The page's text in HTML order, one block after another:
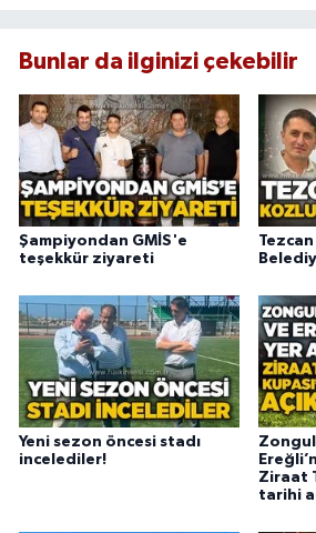
Bunlar da ilginizi çekebilir
Şampiyondan GMİS'e
teşekkür ziyareti
Yeni sezon öncesi stadı
incelediler!
Ziraat
tarihi